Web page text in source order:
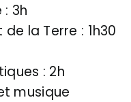
3h
la Terre : 1h30
: 2h
musique